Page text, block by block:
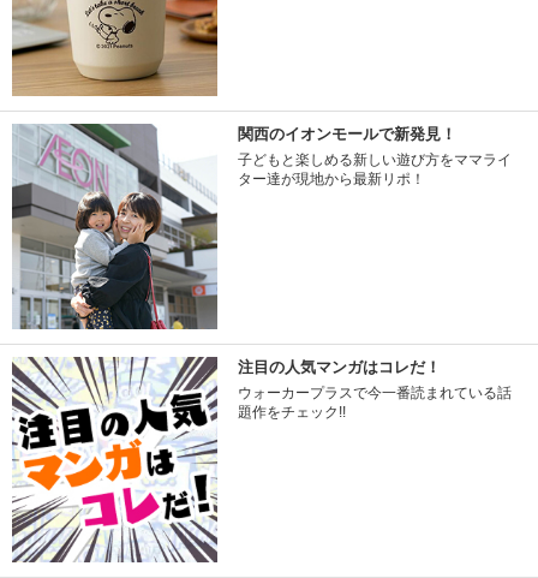
関西のイオンモールで新発見！
子どもと楽しめる新しい遊び方をママライ
ター達が現地から最新リポ！
注目の人気マンガはコレだ！
ウォーカープラスで今一番読まれている話
題作をチェック!!